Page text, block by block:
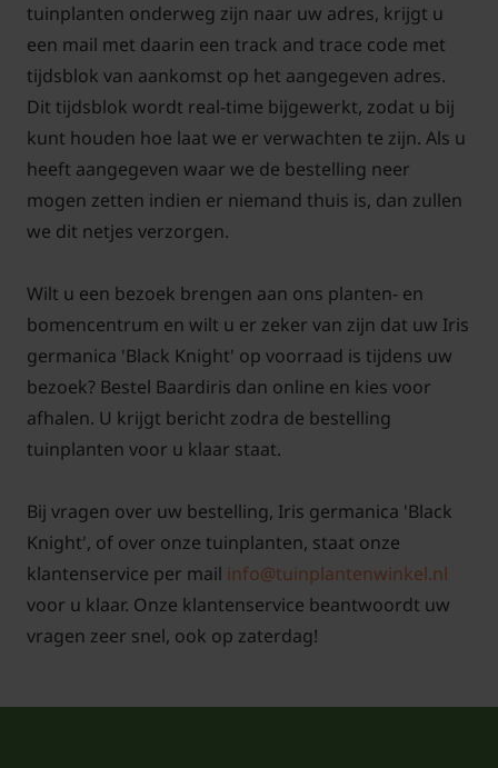
uit. Irissen kunnen goed droogte verdragen.
Behoord de Iris germanica 'Black
Knight' tot de
onderhoudsvriendelijke vaste
planten?
Antwoord: De Iris germanica 'Black Knight', Baardiris
onderhoud nodig heeft. Uit gebloeide bloemen
mogen weg geknipt zodat de plant nieuwe scheuten
met bloemen kan gaan maken. Om de paar jaar de
Hoe krijg ik de planten geleverd?
Antwoord: De Iris germanica 'Black Knight', Baardiris
wordt bij kwekers in containers geplant en is
tuinplanten onderweg zijn naar uw adres, krijgt u
een mail met daarin een track and trace code met
tijdsblok van aankomst op het aangegeven adres.
Dit tijdsblok wordt real-time bijgewerkt, zodat u bij
kunt houden hoe laat we er verwachten te zijn. Als u
heeft aangegeven waar we de bestelling neer
mogen zetten indien er niemand thuis is, dan zullen
we dit netjes verzorgen.
Wilt u een bezoek brengen aan ons planten- en
bomencentrum en wilt u er zeker van zijn dat uw Iris
germanica 'Black Knight' op voorraad is tijdens uw
bezoek? Bestel Baardiris dan online en kies voor
afhalen. U krijgt bericht zodra de bestelling
tuinplanten voor u klaar staat.
Bij vragen over uw bestelling, Iris germanica 'Black
Knight', of over onze tuinplanten, staat onze
klantenservice per mail info@tuinplantenwinkel.nl
voor u klaar. Onze klantenservice beantwoordt uw
vragen zeer snel, ook op zaterdag!